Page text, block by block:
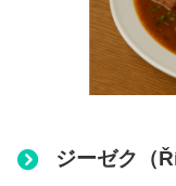
ジーゼク（